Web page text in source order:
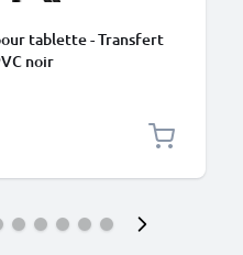
tablette - Transfert
noir